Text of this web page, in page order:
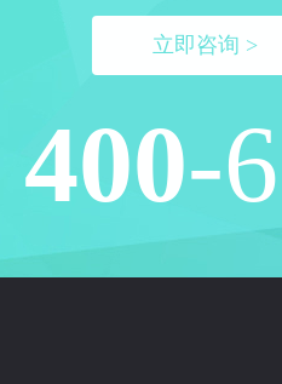
立即咨询 >
400-